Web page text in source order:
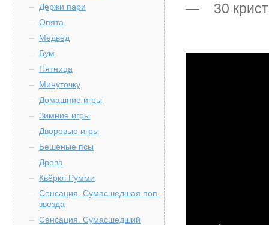
Держи пари
Опята
Медвед
Бум
Пятница
Минуточку
Домашние игры
Зимние игры
Дворовые игры
Бешеные псы
Дрова
Квёркл Румми
Сенсация. Сумасшедшая поп-
звезда
Сенсация. Сумасшедший
— 30